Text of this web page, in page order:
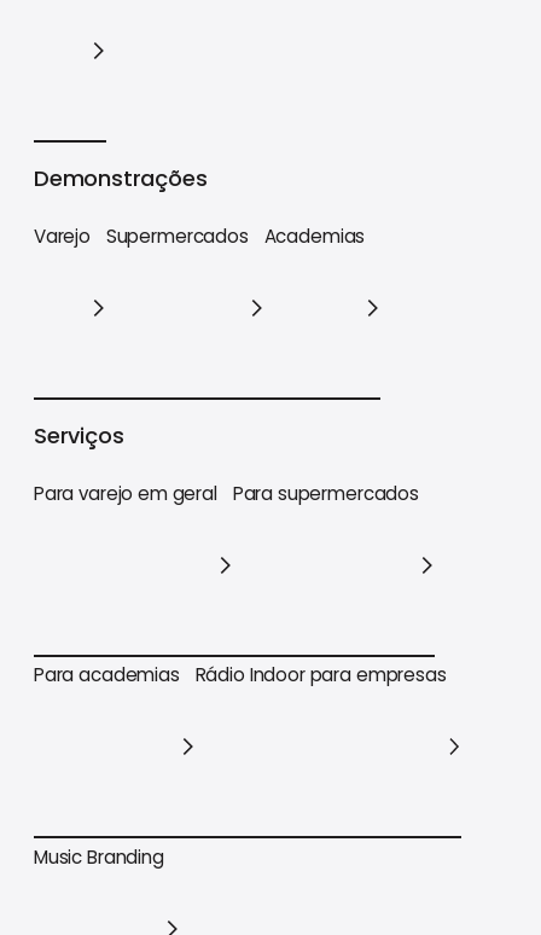
Demonstrações
Varejo Supermercados Academias
Serviços
Para varejo em geral
Para varejo em geral
Para supermercados
Para supermercados
Para academias
Para academias
Rádio Indoor para empresas
Music Branding